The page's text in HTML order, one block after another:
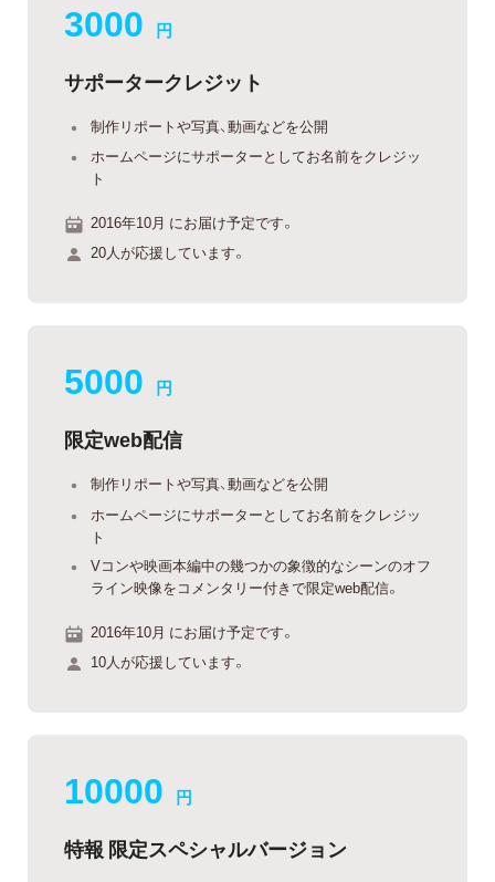
3000 円
サポータークレジット
制作リポートや写真、動画などを公開
ホームページにサポーターとしてお名前をクレジッ
ト
2016年10月 にお届け予定です。
20人が応援しています。
5000 円
限定web配信
制作リポートや写真、動画などを公開
ホームページにサポーターとしてお名前をクレジッ
ト
Vコンや映画本編中の幾つかの象徴的なシーンのオフ
ライン映像をコメンタリー付きで限定web配信。
2016年10月 にお届け予定です。
10人が応援しています。
10000 円
特報 限定スペシャルバージョン